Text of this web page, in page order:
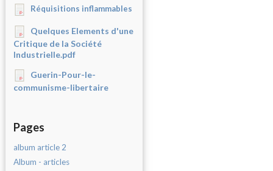
Réquisitions inflammables
Quelques Elements d'une
Critique de la Société
Industrielle.pdf
Guerin-Pour-le-
communisme-libertaire
Pages
album article 2
Album - articles